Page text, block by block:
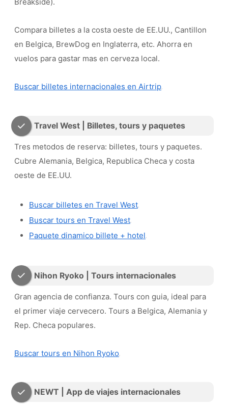
Breakside).
Compara billetes a la costa oeste de EE.UU., Cantillon
en Belgica, BrewDog en Inglaterra, etc. Ahorra en
vuelos para gastar mas en cerveza local.
Buscar billetes internacionales en Airtrip
Travel West | Billetes, tours y paquetes
Tres metodos de reserva: billetes, tours y paquetes.
Cubre Alemania, Belgica, Republica Checa y costa
oeste de EE.UU.
Buscar billetes en Travel West
Buscar tours en Travel West
Paquete dinamico billete + hotel
Nihon Ryoko | Tours internacionales
Gran agencia de confianza. Tours con guia, ideal para
el primer viaje cervecero. Tours a Belgica, Alemania y
Rep. Checa populares.
Buscar tours en Nihon Ryoko
NEWT | App de viajes internacionales